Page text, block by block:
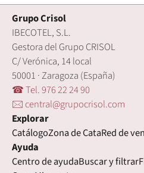
Grupo Crisol
IBECOTEL, S.L.
Gestora del Grupo CRISOL
C/ Verónica, 14 local
50001 · Zaragoza (España)
☎ Tel. 976 22 24 90
🖂 central@grupocrisol.com
Explorar
CatálogoZona de CataRed de
Ayuda
Centro de ayudaBuscar y filtrar